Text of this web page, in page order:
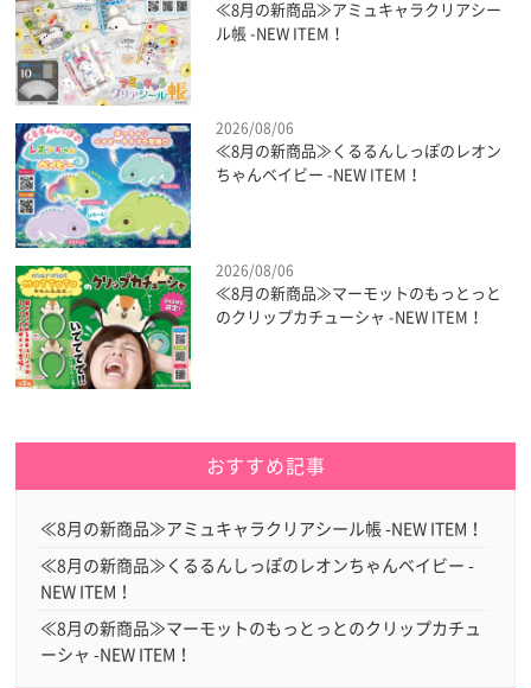
≪8月の新商品≫アミュキャラクリアシー
ル帳 -NEW ITEM！
2026/08/06
≪8月の新商品≫くるるんしっぽのレオン
ちゃんベイビー -NEW ITEM！
2026/08/06
≪8月の新商品≫マーモットのもっとっと
のクリップカチューシャ -NEW ITEM！
おすすめ記事
≪8月の新商品≫アミュキャラクリアシール帳 -NEW ITEM！
≪8月の新商品≫くるるんしっぽのレオンちゃんベイビー -
NEW ITEM！
≪8月の新商品≫マーモットのもっとっとのクリップカチュ
ーシャ -NEW ITEM！